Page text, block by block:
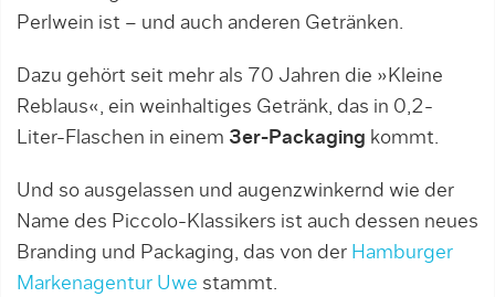
Perlwein ist – und auch anderen Getränken.
Dazu gehört seit mehr als 70 Jahren die »Kleine
Reblaus«, ein weinhaltiges Getränk, das in 0,2-
Liter-Flaschen in einem 3er-Packaging kommt.
Und so ausgelassen und augenzwinkernd wie der
Name des Piccolo-Klassikers ist auch dessen neues
Branding und Packaging, das von der Hamburger
Markenagentur Uwe stammt.